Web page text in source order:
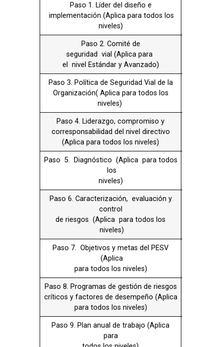
(Aplica para todos los niveles)
Paso 5. Diagnóstico (Aplica para todos
los
niveles)
Paso 6. Caracterización, evaluación y
control
de riesgos (Aplica para todos los
niveles)
Paso 7. Objetivos y metas del PESV
(Aplica
para todos los niveles)
Paso 8. Programas de gestión de riesgos
críticos y factores de desempeño (Aplica
para todos los niveles)
Paso 9. Plan anual de trabajo (Aplica
para
todos los niveles)
Paso 10. Competencia y plan anual de
formación (Aplica para todos los niveles)
Paso11.Responsabilidad y
comportamiento
seguro (Aplica para nivel Avanzado)
Paso 12. Plan de preparación y respuesta
ante emergencias viales(Aplica para
todos los niveles)
Paso 13. Investigación interna de
siniestros viales